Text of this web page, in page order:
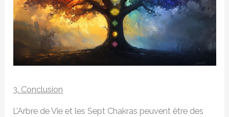
3. Conclusion
L’Arbre de Vie et les Sept Chakras peuvent être des